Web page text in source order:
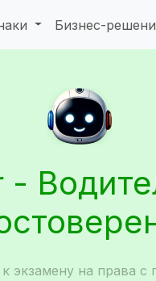
Бизнес-
-
к экзамену на права